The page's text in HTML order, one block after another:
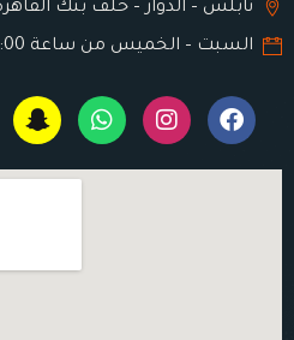
نابلس – الدوار – خلف بنك
السبت – الخميس من ساعة 8:00 صباحاً الى 8:00 مساءاً